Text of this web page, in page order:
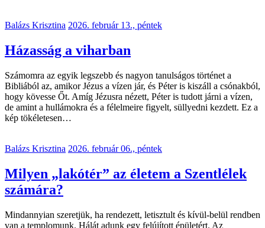
Balázs Krisztina 2026. február 13., péntek
Házasság a viharban
Számomra az egyik legszebb és nagyon tanulságos történet a
Bibliából az, amikor Jézus a vízen jár, és Péter is kiszáll a csónakból,
hogy kövesse Őt. Amíg Jézusra nézett, Péter is tudott járni a vízen,
de amint a hullámokra és a félelmeire figyelt, süllyedni kezdett. Ez a
kép tökéletesen…
Balázs Krisztina 2026. február 06., péntek
Milyen „lakótér” az életem a Szentlélek
számára?
Mindannyian szeretjük, ha rendezett, letisztult és kívül-belül rendben
van a templomunk. Hálát adunk egy felújított épületért. Az